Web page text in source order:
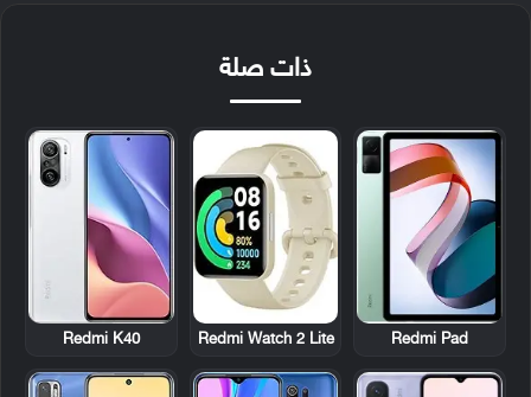
ذات صلة
Redmi Pad
Redmi Watch 2 Lite
Redmi K40